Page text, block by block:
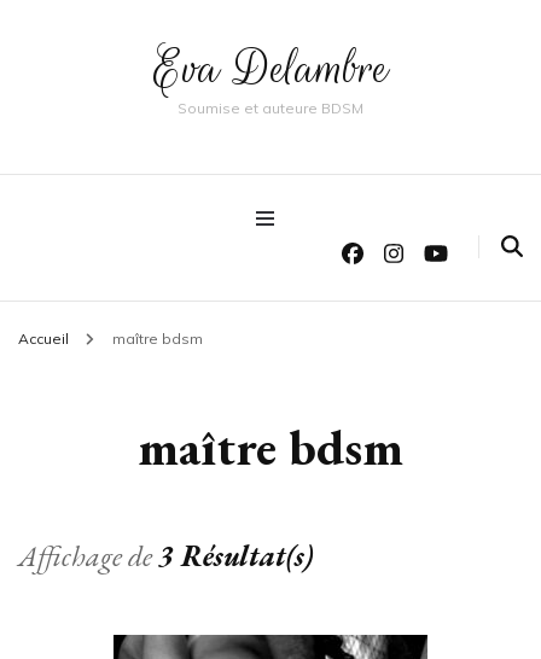
Eva Delambre
Soumise et auteure BDSM
Accueil maître bdsm
maître bdsm
Affichage de3 Résultat(s)